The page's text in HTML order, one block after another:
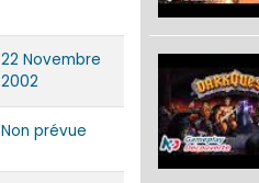
22 Novembre
2002
Non prévue